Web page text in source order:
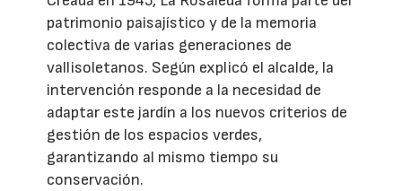
patrimonio paisajístico y de la memoria
colectiva de varias generaciones de
vallisoletanos. Según explicó el alcalde, la
intervención responde a la necesidad de
adaptar este jardín a los nuevos criterios de
gestión de los espacios verdes,
garantizando al mismo tiempo su
conservación.